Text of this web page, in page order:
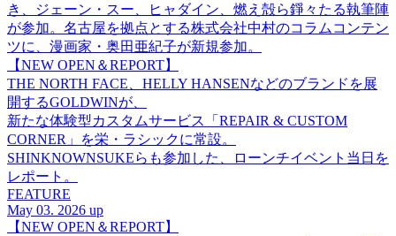
き、ジェーン・スー、ヒャダイン、燃え殻ら錚々たる執筆陣
が参加。名古屋を拠点とする株式会社中村のコラムコンテン
ツに、漫画家・奥田亜紀子が新規参加。
【NEW OPEN＆REPORT】
THE NORTH FACE、HELLY HANSENなどのブランドを展
開するGOLDWINが、
新たな体験型カスタムサービス「REPAIR & CUSTOM
CORNER」を栄・ラシックに常設。
SHINKNOWNSUKEらも参加した、ローンチイベント当日を
レポート。
FEATURE
May 03. 2026 up
【NEW OPEN＆REPORT】